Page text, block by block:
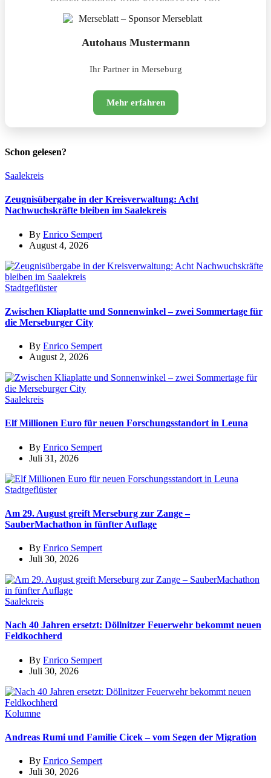
Autohaus Mustermann
Ihr Partner in Merseburg
Mehr erfahren
Schon gelesen?
Saalekreis
Zeugnisübergabe in der Kreisverwaltung: Acht
Nachwuchskräfte bleiben im Saalekreis
By Enrico Sempert
August 4, 2026
Stadtgeflüster
Zwischen Kliaplatte und Sonnenwinkel – zwei Sommertage für
die Merseburger City
By Enrico Sempert
August 2, 2026
Saalekreis
Elf Millionen Euro für neuen Forschungsstandort in Leuna
By Enrico Sempert
Juli 31, 2026
Stadtgeflüster
Am 29. August greift Merseburg zur Zange –
SauberMachathon in fünfter Auflage
By Enrico Sempert
Juli 30, 2026
Saalekreis
Nach 40 Jahren ersetzt: Döllnitzer Feuerwehr bekommt neuen
Feldkochherd
By Enrico Sempert
Juli 30, 2026
Kolumne
Andreas Rumi und Familie Cicek – vom Segen der Migration
By Enrico Sempert
Juli 30, 2026